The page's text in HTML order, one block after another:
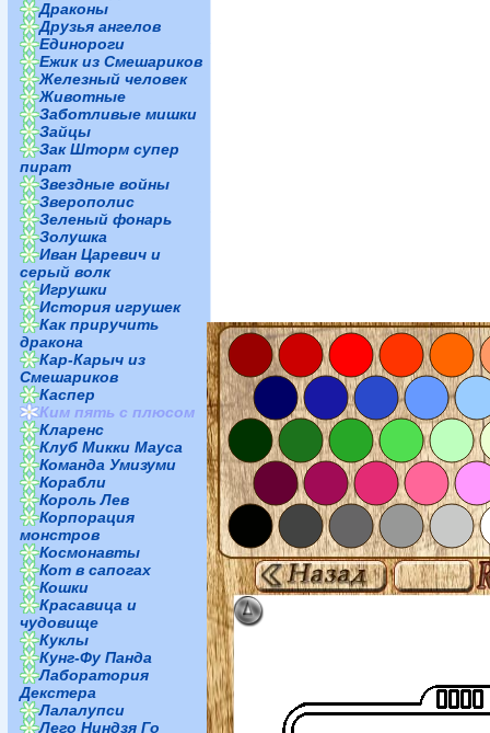
Драконы
Друзья ангелов
Единороги
Ежик из Смешариков
Железный человек
Животные
Заботливые мишки
Зайцы
Зак Шторм супер
пират
Звездные войны
Зверополис
Зеленый фонарь
Золушка
Иван Царевич и
серый волк
Игрушки
История игрушек
Как приручить
дракона
Кар-Карыч из
Смешариков
Каспер
Ким пять с плюсом
Кларенс
Клуб Микки Мауса
Команда Умизуми
Корабли
Король Лев
Корпорация
монстров
Космонавты
Кот в сапогах
Кошки
Красавица и
чудовище
Куклы
Кунг-Фу Панда
Лаборатория
Декстера
Лалалупси
Лего Ниндзя Го